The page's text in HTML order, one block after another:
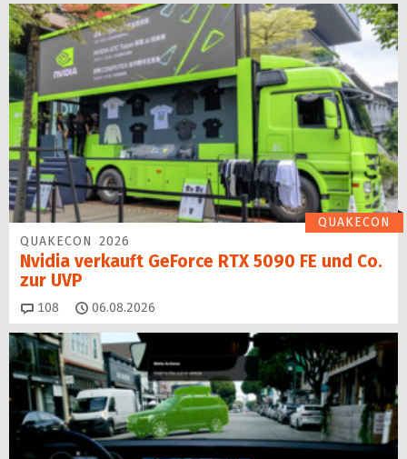
QUAKECON
QUAKECON 2026
Nvidia verkauft GeForce RTX 5090 FE und Co.
zur UVP
108 Kommentare
06.08.2026